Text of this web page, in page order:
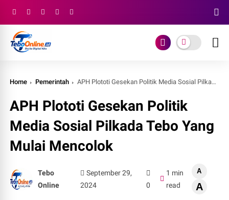
Home Pemerintah APH Plototi Gesekan Politik Media Sosial Pilkada Tebo Yang Mulai Mencolok
APH Plototi Gesekan Politik
Media Sosial Pilkada Tebo Yang
Mulai Mencolok
Tebo
Online
September 29,
2024
0
1 min
read
A
A